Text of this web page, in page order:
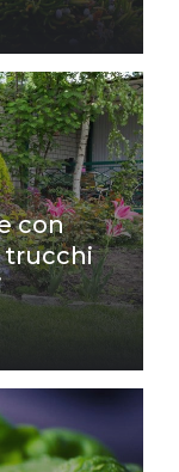
con
trucchi